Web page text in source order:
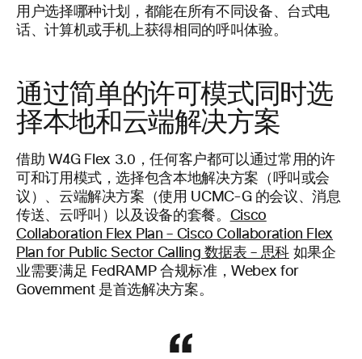
用户选择哪种计划，都能在所有不同设备、台式电
话、计算机或手机上获得相同的呼叫体验。
通过简单的许可模式同时选
择本地和云端解决方案
借助 W4G Flex 3.0，任何客户都可以通过常用的许
可和订用模式，选择包含本地解决方案（呼叫或会
议）、云端解决方案（使用 UCMC-G 的会议、消息
传送、云呼叫）以及设备的套餐。 Cisco
Collaboration Flex Plan – Cisco Collaboration Flex
Plan for Public Sector Calling 数据表 – 思科如果企
业需要满足 FedRAMP 合规标准，Webex for
Government 是首选解决方案。